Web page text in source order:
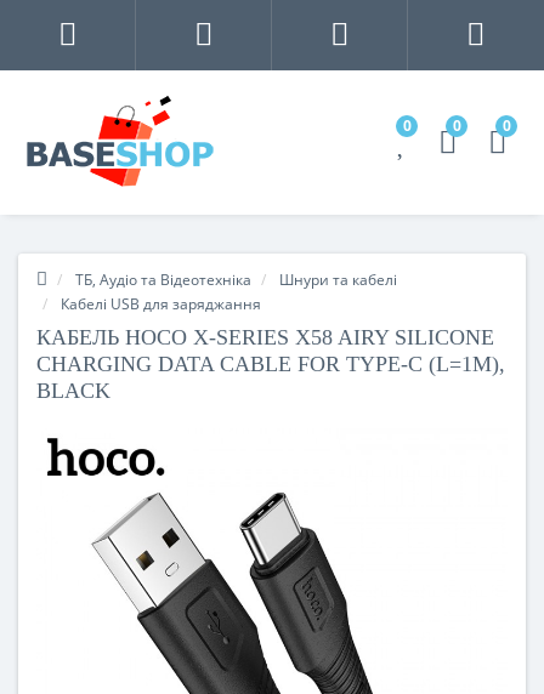
0 0 0
ТБ, Аудіо та Відеотехніка
Шнури та кабелі
Кабелі USB для заряджання
КАБЕЛЬ HOCO X-SERIES X58 AIRY SILICONE
CHARGING DATA CABLE FOR TYPE-C (L=1M),
BLACK